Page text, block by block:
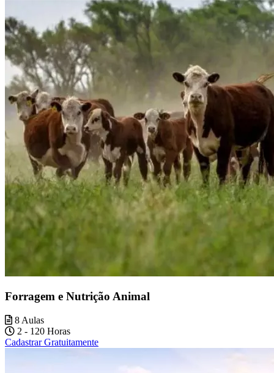
Forragem e Nutrição Animal
8 Aulas
2 - 120 Horas
Cadastrar Gratuitamente